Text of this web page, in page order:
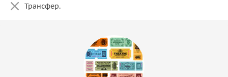
Трансфер.